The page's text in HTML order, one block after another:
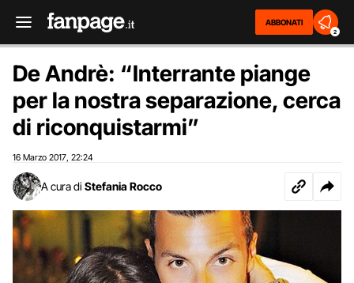
ABBONATI
2
De Andrè: “Interrante piange
per la nostra separazione, cerca
di riconquistarmi”
16 Marzo 2017 22:24
A cura di Stefania Rocco